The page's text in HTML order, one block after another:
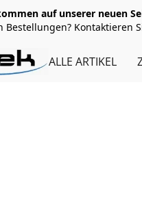
auf unserer neuen
Bestellungen? Kontaktieren
ALLE ARTIKEL